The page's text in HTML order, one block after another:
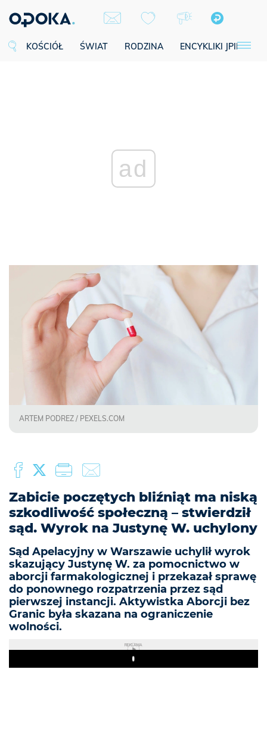
KOŚCIÓŁ ŚWIAT RODZINA ENCYKLIKI JPII
ad
ARTEM PODREZ / PEXELS.COM
Zabicie poczętych bliźniąt ma niską
szkodliwość społeczną – stwierdził
sąd. Wyrok na Justynę W. uchylony
Sąd Apelacyjny w Warszawie uchylił wyrok
skazujący Justynę W. za pomocnictwo w
aborcji farmakologicznej i przekazał sprawę
do ponownego rozpatrzenia przez sąd
pierwszej instancji. Aktywistka Aborcji bez
Granic była skazana na ograniczenie
wolności.
REKLAMA
Play